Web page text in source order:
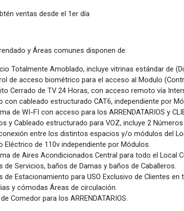
ventas desde el 1er día
y Áreas comunes disponen de:
Totalmente Amoblado, incluye vitrinas estándar de
de acceso biométrico para el acceso al Modulo
Cerrado de TV 24 Horas, con acceso remoto vía
con cableado estructurado CAT6, independiente por
de WI-FI con acceso para los ARRENDATARIOS y
y Cableado estructurado para VOZ, incluye 2
entre los distintos espacios y/o módulos del
Eléctrico de 110v independiente por Módulos.
de Aires Acondicionados Central para todo el Local
de Servicios, baños de Damas y baños de Caballeros.
de Estacionamiento para USO Exclusivo de Clientes en
y cómodas Áreas de circulación.
Comedor para los ARRENDATARIOS.